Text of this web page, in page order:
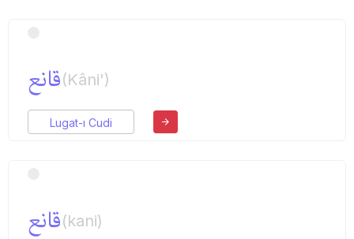
قانع(Kâni')
Lugat-ı Cudi
قانع(kani)